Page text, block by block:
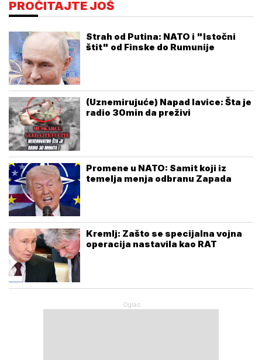
PROČITAJTE JOŠ
Strah od Putina: NATO i "Istočni
štit" od Finske do Rumunije
(Uznemirujuće) Napad lavice: Šta je
radio 30min da preživi
Promene u NATO: Samit koji iz
temelja menja odbranu Zapada
Kremlj: Zašto se specijalna vojna
operacija nastavila kao RAT